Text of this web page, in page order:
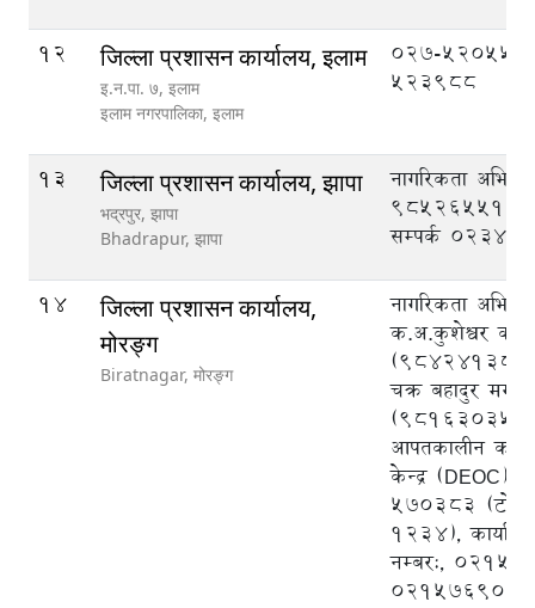
12 जिल्ला प्रशासन कार्यालय, इलाम
इ‍‍‍‌.न.पा. ७, इलाम
इलाम नगरपालिका, इलाम
027-
523988
13 जिल्ला प्रशासन कार्यालय, झापा
भद्रपुर, झापा
Bhadrapur, झापा
नागरिकता
9852655125,
सम्पर्क
14
जिल्ला प्रशासन कार्यालय,
मोरङ्ग
Biratnagar, मोरङ्ग
नागरिकता
क.अ.कुशेश्वर
चक्र बहादुर मगर
आपतकालीन
केन्द्र (DEOC),
570383 (टोल
1234),
नम्बर:,
021576908